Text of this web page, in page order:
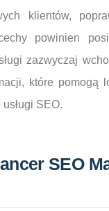
klientów,
powinien
zazwyczaj
które pomogą
SEO.
SEO